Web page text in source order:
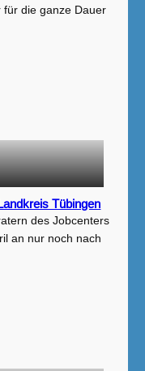
für die ganze Dauer
Tübingen
des Jobcenters
an nur noch nach